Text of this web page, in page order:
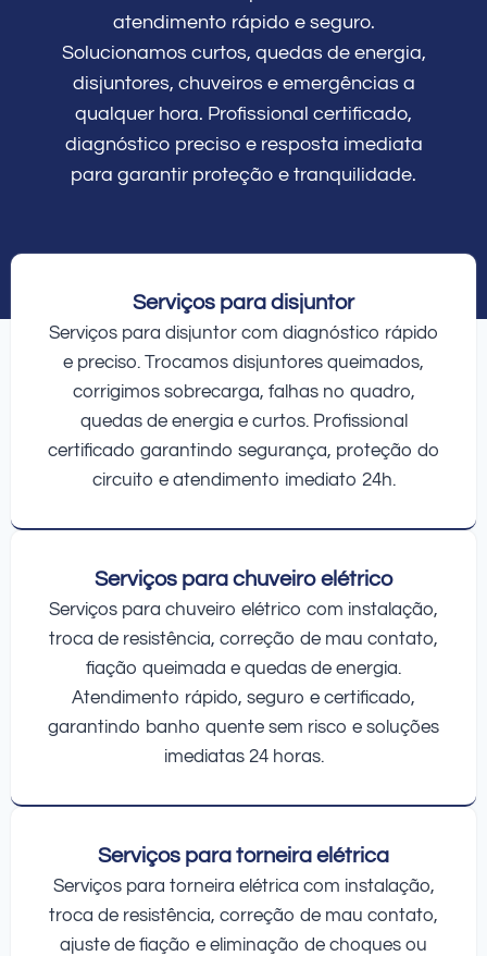
atendimento rápido e seguro.
Solucionamos curtos, quedas de energia,
disjuntores, chuveiros e emergências a
qualquer hora. Profissional certificado,
diagnóstico preciso e resposta imediata
para garantir proteção e tranquilidade.
Serviços para disjuntor
Serviços para disjuntor com diagnóstico rápido
e preciso. Trocamos disjuntores queimados,
corrigimos sobrecarga, falhas no quadro,
quedas de energia e curtos. Profissional
certificado garantindo segurança, proteção do
circuito e atendimento imediato 24h.
Serviços para chuveiro elétrico
Serviços para chuveiro elétrico com instalação,
troca de resistência, correção de mau contato,
fiação queimada e quedas de energia.
Atendimento rápido, seguro e certificado,
garantindo banho quente sem risco e soluções
imediatas 24 horas.
Serviços para torneira elétrica
Serviços para torneira elétrica com instalação,
troca de resistência, correção de mau contato,
ajuste de fiação e eliminação de choques ou